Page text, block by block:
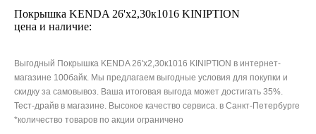
Покрышка KENDA 26'х2,30к1016 KINIPTION
цена и наличие:
Выгодный Покрышка KENDA 26'х2,30к1016 KINIPTION в интернет-
магазине 100байк. Мы предлагаем выгодные условия для покупки и
скидку за самовывоз. Ваша итоговая выгода может достигать 35%.
Тест-драйв в магазине. Высокое качество сервиса. в Санкт-Петербурге
*количество товаров по акции ограничено